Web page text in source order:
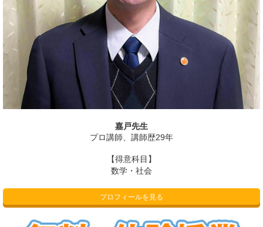
嘉戸先生
プロ講師、講師歴29年
【得意科目】
数学・社会
プロフィールを見る